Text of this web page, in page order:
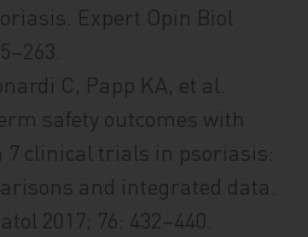
Expert Opin Biol
C, Papp KA, et al.
safety outcomes with
7 clinical trials in psoriasis:
and integrated data.
2017; 76: 432–440.